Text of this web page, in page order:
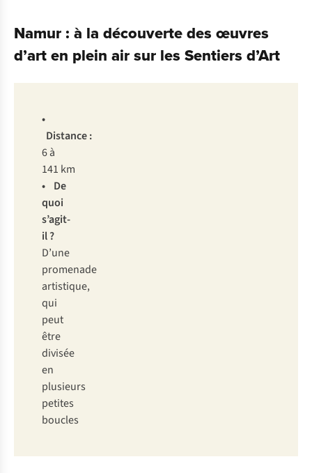
Namur : à la découverte des œuvres
d’art en plein air sur les Sentiers d’Art
•
Distance :
6 à
141 km
• De
quoi
s’agit-
il ?
D’une
promenade
artistique,
qui
peut
être
divisée
en
plusieurs
petites
boucles